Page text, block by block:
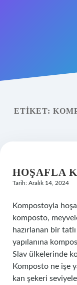
Yasal Uyarı
ETIKET:
HOŞAFLA
Tarih: Aralık 14, 2024
Kompostoyla
komposto,
hazırlanan bir
yapılanına
Slav ülkelerinde
Komposto ne işe
kan şekeri